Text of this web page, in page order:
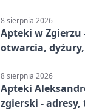
8 sierpnia 2026
Apteki w Zgierzu
otwarcia,
8 sierpnia 2026
Apteki
zgierski -